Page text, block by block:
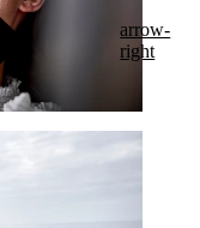
arrow-
right